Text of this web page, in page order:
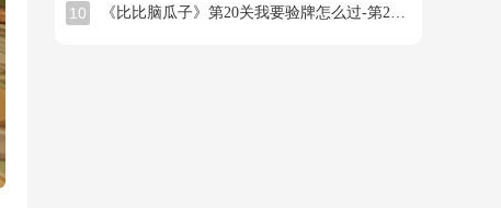
10 《比比脑瓜子》第20关我要验牌怎么过-第20关我要验牌找出26个常用字通关图文攻略